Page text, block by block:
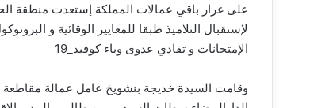
على غرار باقي عمالات المملكة إستعدت منطقة
لإستقبال التلاميذ طبقا للمعايير الوقائية و
الإمتحانات و تفادي عدوى وباء كوفيد_19
وقامت السيدة خديجة بنشويخ عامل عمالة مقاطعة